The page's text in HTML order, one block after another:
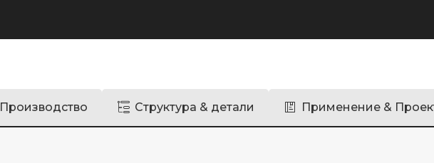
Производство Структура & детали Применение &